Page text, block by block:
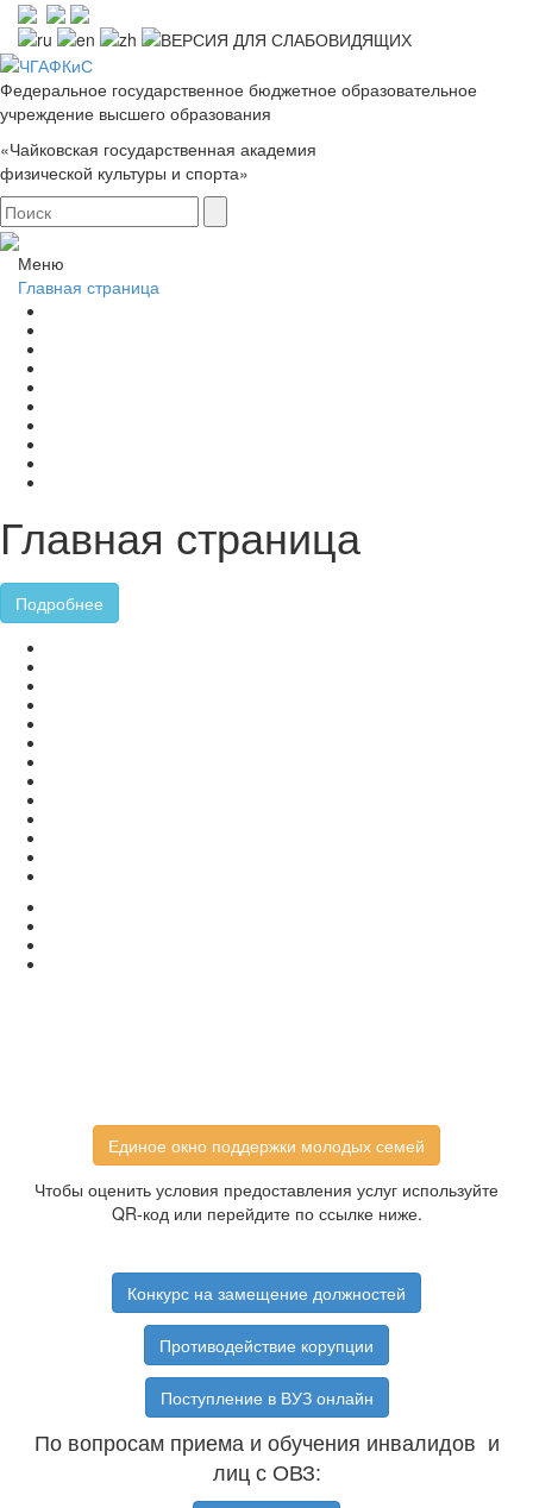
Федеральное государственное бюджетное образовательное
учреждение высшего образования
«Чайковская государственная академия
физической культуры и спорта»
Меню
Главная страница
Главная страница
Подробнее
Единое окно поддержки молодых семей
Чтобы оценить условия предоставления услуг используйте
QR-код или перейдите по ссылке ниже.
Конкурс на замещение должностей
Противодействие корупции
Поступление в ВУЗ онлайн
По вопросам приема и обучения инвалидов и
лиц с ОВЗ: